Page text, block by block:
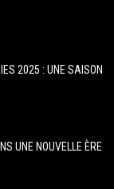
2025 : UNE SAISON
UNE NOUVELLE ÈRE